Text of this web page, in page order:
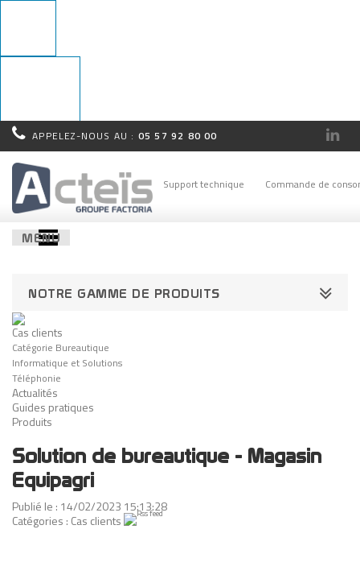
Rappel
immédiat !
APPELEZ-NOUS AU : 05 57 92 80 00
Support technique Commande de
MENU
NOTRE GAMME DE PRODUITS
Cas clients
Catégorie Bureautique
Informatique et Solutions
Téléphonie
Actualités
Guides pratiques
Produits
Solution de bureautique - Magasin
Equipagri
Publié le : 14/02/2023 15:13:28
Catégories : Cas clients